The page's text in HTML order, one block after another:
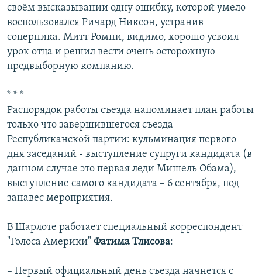
своём высказывании одну ошибку, которой умело
воспользовался Ричард Никсон, устранив
соперника. Митт Ромни, видимо, хорошо усвоил
урок отца и решил вести очень осторожную
предвыборную компанию.
* * *
Распорядок работы съезда напоминает план работы
только что завершившегося съезда
Республиканской партии: кульминация первого
дня заседаний - выступление супруги кандидата (в
данном случае это первая леди Мишель Обама),
выступление самого кандидата – 6 сентября, под
занавес мероприятия.
В Шарлоте работает специальный корреспондент
"Голоса Америки" Фатима Тлисова:
– Первый официальный день съезда начнется с